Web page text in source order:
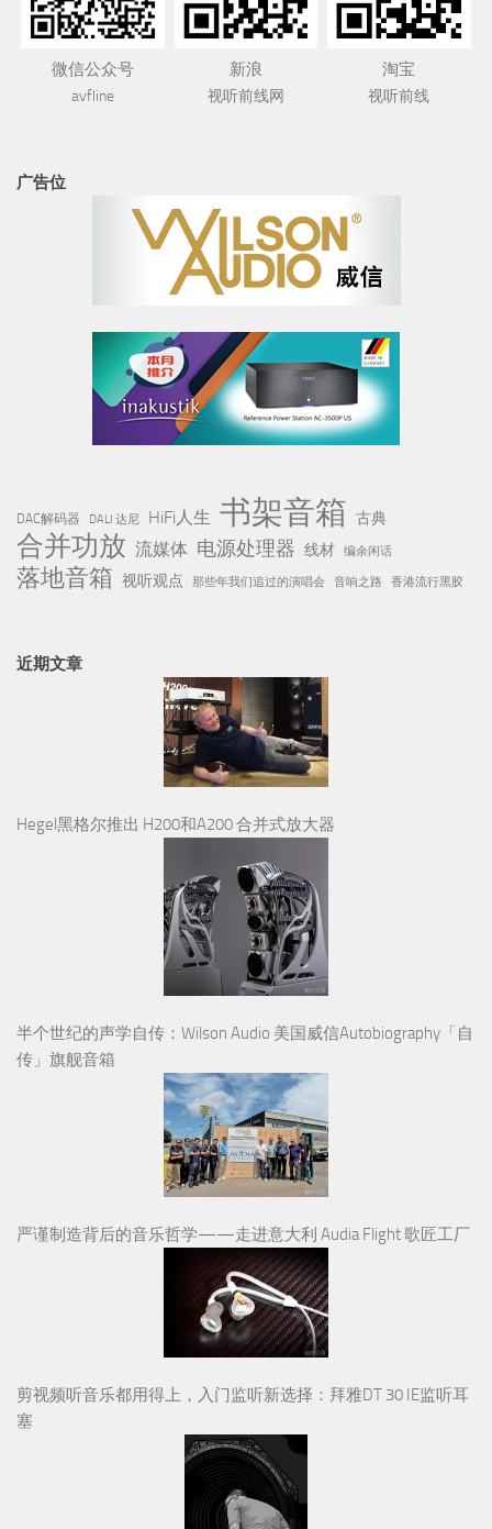
微信公众号
avfline
新浪
视听前线网
淘宝
视听前线
广告位
DAC解码器 DALI 达尼 HiFi人生 书架音箱 古典
合并功放 流媒体 电源处理器 线材 编余闲话
落地音箱 视听观点 那些年我们追过的演唱会 音响之路 香港流行黑胶
近期文章
Hegel黑格尔推出 H200和A200 合并式放大器
半个世纪的声学自传：Wilson Audio 美国威信Autobiography「自
传」旗舰音箱
严谨制造背后的音乐哲学——走进意大利 Audia Flight 歌匠工厂
剪视频听音乐都用得上，入门监听新选择：拜雅DT 30 IE监听耳
塞